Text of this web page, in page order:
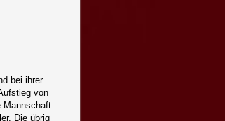
bei ihrer
von
Mannschaft
Die übrig